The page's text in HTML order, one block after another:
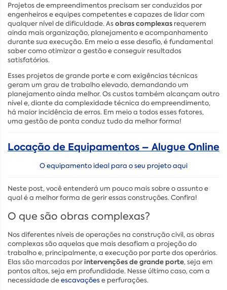
Projetos de empreendimentos precisam ser conduzidos por
engenheiros e equipes competentes e capazes de lidar com
qualquer nível de dificuldade. Asobras complexas requerem
ainda mais organização, planejamento e acompanhamento
durante sua execução. Em meio a esse desafio, é fundamental
saber como otimizar a gestão e conseguir resultados
satisfatórios.
Esses projetos de grande porte e com exigências técnicas
geram um grau de trabalho elevado, demandando um
planejamento ainda melhor. Os custos também alcançam outro
nível e, diante da complexidade técnica do empreendimento,
há maior incidência de erros. Em meio a todos esses fatores,
uma gestão de ponta conduz tudo da melhor forma!
Locação de Equipamentos – Alugue Online
O equipamento ideal para o seu projeto aqui
Neste post, você entenderá um pouco mais sobre o assunto e
qual é a melhor forma de gerir essas construções. Confira!
O que são obras complexas?
Nos diferentes níveis de operações na construção civil, as obras
complexas são aquelas que mais desafiam a projeção do
trabalho e, principalmente, a execução por parte dos operários.
Elas são marcadas porintervenções de grande porte, seja em
pontos altos, seja em profundidade. Nesse último caso, com a
necessidade deescavaçõese perfurações.